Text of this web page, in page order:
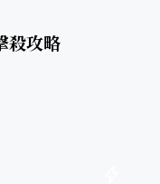
殺攻略